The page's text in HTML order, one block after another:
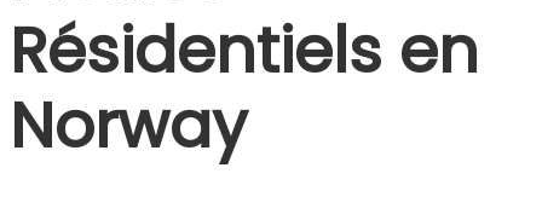
Résidentiels en
Norway